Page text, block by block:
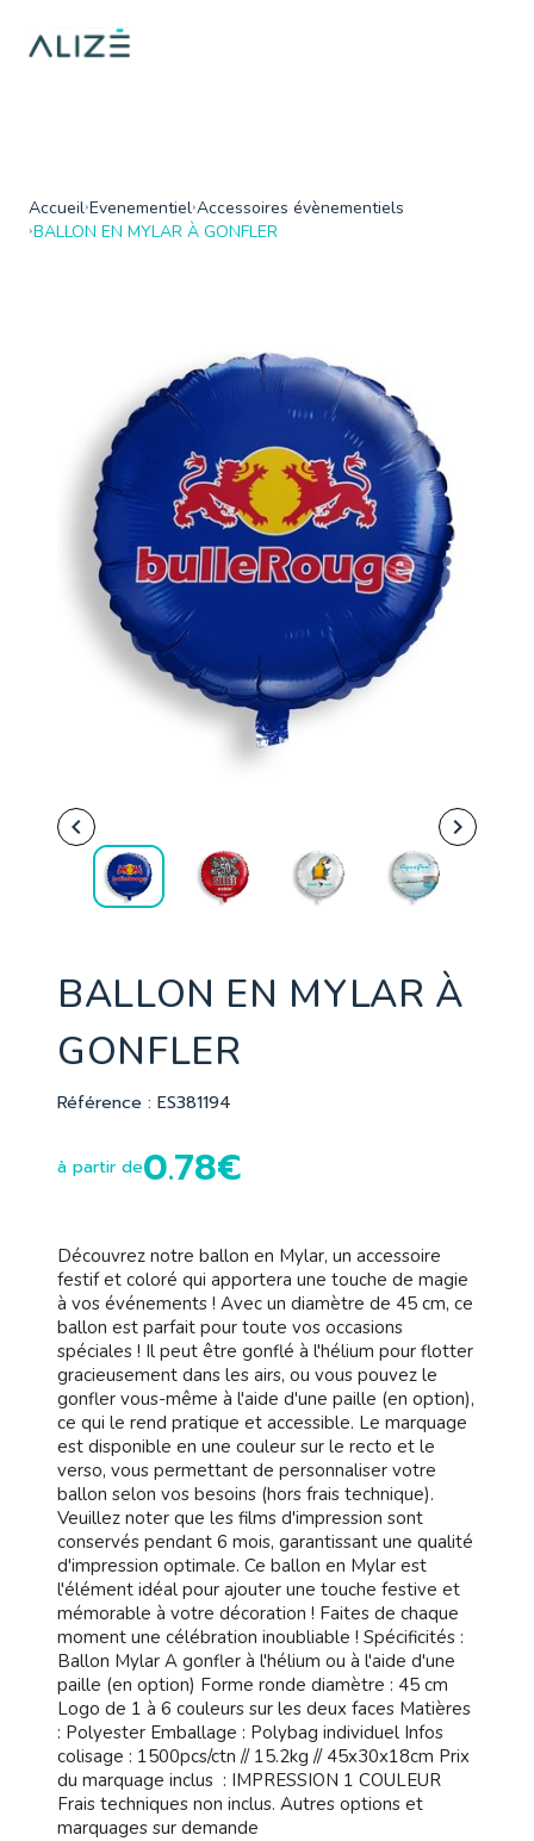
on line137
Accueil Evenementiel Accessoires évènementiels
BALLON EN MYLAR À GONFLER
 
BALLON EN MYLAR À
GONFLER
Référence : ES381194
à partir de0.78€
Découvrez notre ballon en Mylar, un accessoire
festif et coloré qui apportera une touche de magie
à vos événements ! Avec un diamètre de 45 cm, ce
ballon est parfait pour toute vos occasions
spéciales ! Il peut être gonflé à l'hélium pour flotter
gracieusement dans les airs, ou vous pouvez le
gonfler vous-même à l'aide d'une paille (en option),
ce qui le rend pratique et accessible. Le marquage
est disponible en une couleur sur le recto et le
verso, vous permettant de personnaliser votre
ballon selon vos besoins (hors frais technique).
Veuillez noter que les films d'impression sont
conservés pendant 6 mois, garantissant une qualité
d'impression optimale. Ce ballon en Mylar est
l'élément idéal pour ajouter une touche festive et
mémorable à votre décoration ! Faites de chaque
moment une célébration inoubliable ! Spécificités :
Ballon Mylar A gonfler à l'hélium ou à l'aide d'une
paille (en option) Forme ronde diamètre : 45 cm
Logo de 1 à 6 couleurs sur les deux faces Matières
: Polyester Emballage : Polybag individuel Infos
colisage : 1500pcs/ctn // 15.2kg // 45x30x18cm Prix
du marquage inclus : IMPRESSION 1 COULEUR
Frais techniques non inclus. Autres options et
marquages sur demande